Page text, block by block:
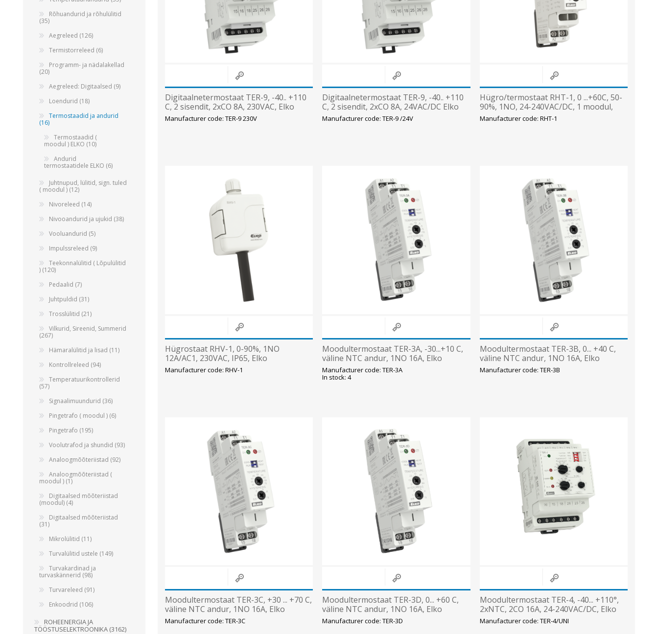
Vaskkaablid ja -juhtmed
Pinnapealsed lülitid ja pistikupesad IP20
Pinnapealsed lülitid ja pistikupesad IP44
Pinnapealsed lülitid ja pistikupesad IP55, IP65, IP67
Tulekindlad valgustid ja tarvikud
Digitaalnetermostaat TER-9, -40.. +110
C, 2 sisendit, 2xCO 8A, 230VAC, Elko
Manufacturer code: TER-9 230V
Digitaalnetermostaat TER-9, -40.. +110
C, 2 sisendit, 2xCO 8A, 24VAC/DC Elko
Manufacturer code: TER-9 /24V
Hügro/termostaat RHT-1, 0 ...+60C, 50-
90%, 1NO, 24-240VAC/DC, 1 moodul,
Elko
Manufacturer code: RHT-1
Hügrostaat RHV-1, 0-90%, 1NO
12A/AC1, 230VAC, IP65, Elko
Manufacturer code: RHV-1
Moodultermostaat TER-3A, -30...+10 C,
väline NTC andur, 1NO 16A, Elko
Manufacturer code: TER-3A
In stock: 4
Moodultermostaat TER-3B, 0... +40 C,
väline NTC andur, 1NO 16A, Elko
Manufacturer code: TER-3B
Moodultermostaat TER-3C, +30 ... +70 C,
väline NTC andur, 1NO 16A, Elko
Manufacturer code: TER-3C
Moodultermostaat TER-3D, 0... +60 C,
väline NTC andur, 1NO 16A, Elko
Manufacturer code: TER-3D
Moodultermostaat TER-4, -40... +110°,
2xNTC, 2CO 16A, 24-240VAC/DC, Elko
Manufacturer code: TER-4/UNI
Rõhuandurid ja rõhulülitid
(35)
Aegreleed (126)
Termistorreleed (6)
Programm- ja nädalakellad
(20)
Aegreleed: Digitaalsed (9)
Loendurid (18)
Termostaadid ja andurid
(16)
Termostaadid (
moodul ) ELKO (10)
Andurid
termostaatidele ELKO (6)
Juhtnupud, lülitid, sign. tuled
( moodul ) (12)
Nivoreleed (14)
Nivooandurid ja ujukid (38)
Vooluandurid (5)
Impulssreleed (9)
Teekonnalülitid ( Lõpulülitid
) (120)
Pedaalid (7)
Juhtpuldid (31)
Trosslülitid (21)
Vilkurid, Sireenid, Summerid
(267)
Hämaralülitid ja lisad (11)
Kontrollreleed (94)
Temperatuurikontrollerid
(57)
Signaalimuundurid (36)
Pingetrafo ( moodul ) (6)
Pingetrafo (195)
Voolutrafod ja shundid (93)
Analoogmõõteriistad (92)
Analoogmõõteriistad (
moodul ) (1)
Digitaalsed mõõteriistad
(moodul) (4)
Digitaalsed mõõteriistad
(31)
Mikrolülitid (11)
Turvalülitid ustele (149)
Turvakardinad ja
turvaskännerid (98)
Turvareleed (91)
Enkoodrid (106)
ROHEENERGIA JA
TÖÖSTUSELEKTROONIKA (3162)